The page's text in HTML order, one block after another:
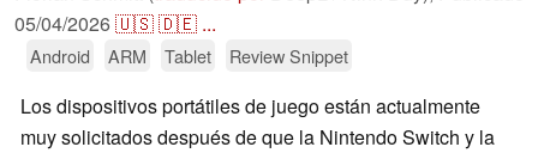
05/04/2026🇺🇸🇩🇪 ...
Android ARM Tablet Review Snippet
Los dispositivos portátiles de juego están actualmente
muy solicitados después de que la Nintendo Switch y la